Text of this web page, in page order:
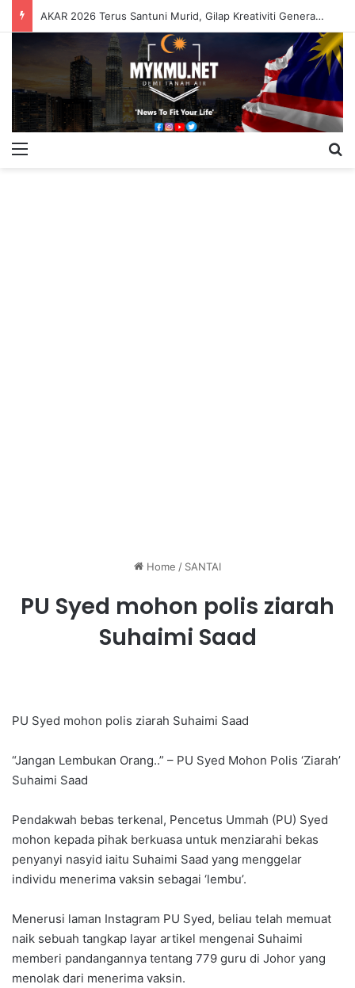
AKAR 2026 Terus Santuni Murid, Gilap Kreativiti Generasi Muda
Home / SANTAI
PU Syed mohon polis ziarah
Suhaimi Saad
PU Syed mohon polis ziarah Suhaimi Saad
“Jangan Lembukan Orang..” – PU Syed Mohon Polis ‘Ziarah’
Suhaimi Saad
Pendakwah bebas terkenal, Pencetus Ummah (PU) Syed
mohon kepada pihak berkuasa untuk menziarahi bekas
penyanyi nasyid iaitu Suhaimi Saad yang menggelar
individu menerima vaksin sebagai ‘lembu’.
Menerusi laman Instagram PU Syed, beliau telah memuat
naik sebuah tangkap layar artikel mengenai Suhaimi
memberi pandangannya tentang 779 guru di Johor yang
menolak dari menerima vaksin.